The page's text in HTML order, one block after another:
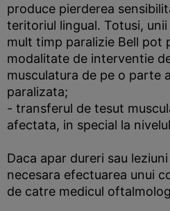
produce pierderea
teritoriul lingual. Totusi,
mult timp paralizie Bell pot
modalitate de interventie
musculatura de pe o parte
paralizata;
- transferul de tesut
afectata, in special la
Daca apar dureri sau
necesara efectuarea unui
de catre medicul